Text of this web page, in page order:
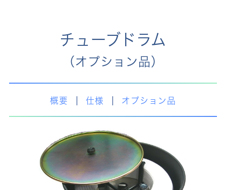
チューブドラム
（オプション品）
概要 仕様 オプション品